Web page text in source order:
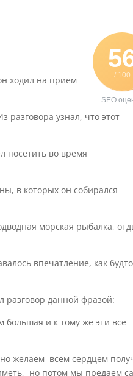
/ 100
SEO
ходил на прием
разговора узнал, что этот
посетить во время
в которых он собирался
морская рыбалка,
впечатление, как
разговор данной фразой:
большая и к тому же эти все
желаем всем сердцем
но потом мы предаем